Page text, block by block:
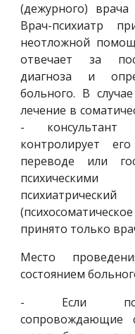
(дежурного) врача
Врач-психиатр
неотложной
отвечает за
диагноза и
больного. В
лечение в
- консультант
контролирует
переводе или
принято только
Место
состоянием
- Если
сопровождающие